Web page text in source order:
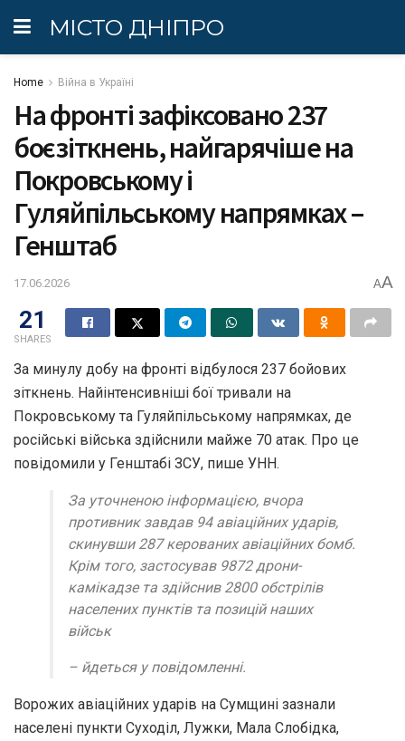
МІСТО ДНІПРО
Home Війна в Україні
На фронті зафіксовано 237
боєзіткнень, найгарячіше на
Покровському і
Гуляйпільському напрямках –
Генштаб
17.06.2026 AA
21
SHARES
За минулу добу на фронті відбулося 237 бойових
зіткнень. Найінтенсивніші бої тривали на
Покровському та Гуляйпільському напрямках, де
російські війська здійснили майже 70 атак. Про це
повідомили у Генштабі ЗСУ, пише УНН.
За уточненою інформацією, вчора
противник завдав 94 авіаційних ударів,
скинувши 287 керованих авіаційних бомб.
Крім того, застосував 9872 дрони-
камікадзе та здійснив 2800 обстрілів
населених пунктів та позицій наших
військ
– йдеться у повідомленні.
Ворожих авіаційних ударів на Сумщині зазнали
населені пункти Суходіл, Лужки, Мала Слобідка,